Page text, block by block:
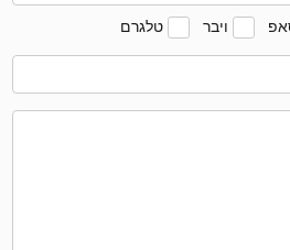
ויבר טלגרם